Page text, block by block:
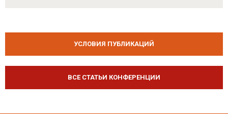
УСЛОВИЯ ПУБЛИКАЦИЙ
ВСЕ СТАТЬИ КОНФЕРЕНЦИИ